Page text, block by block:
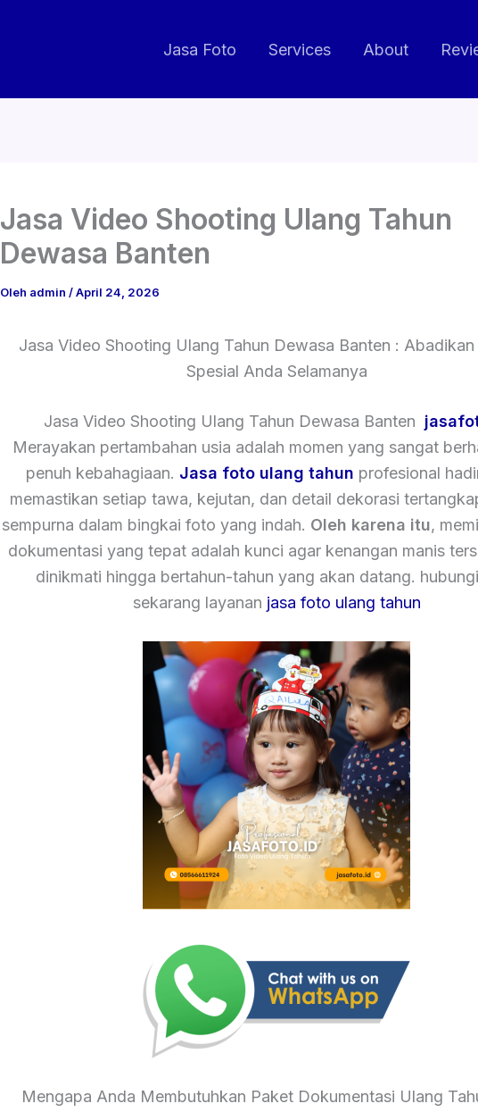
Jasa Foto Services About
Jasa Video Shooting Ulang Tahun
Dewasa Banten
Oleh admin /April 24, 2026
Jasa Video Shooting Ulang Tahun Dewasa Banten :
Spesial Anda Selamanya
Jasa Video Shooting Ulang Tahun Dewasa Banten
Merayakan pertambahan usia adalah momen yang sangat
penuh kebahagiaan. Jasa foto ulang tahun profesional
memastikan setiap tawa, kejutan, dan detail dekorasi
sempurna dalam bingkai foto yang indah. Oleh karena itu,
dokumentasi yang tepat adalah kunci agar kenangan manis
dinikmati hingga bertahun-tahun yang akan datang.
sekarang layanan jasa foto ulang tahun
Mengapa Anda Membutuhkan Paket Dokumentasi Ulang